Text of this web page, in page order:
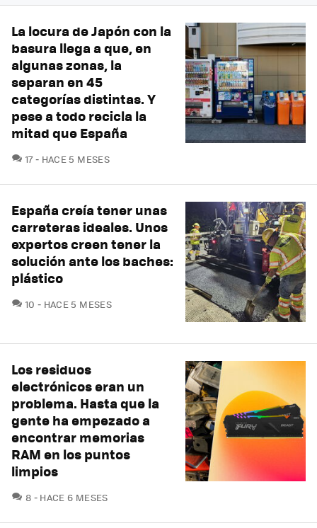
La locura de Japón con la
basura llega a que, en
algunas zonas, la
separan en 45
categorías distintas. Y
pese a todo recicla la
mitad que España
17COMENTARIOS
HACE 5 MESES
España creía tener unas
carreteras ideales. Unos
expertos creen tener la
solución ante los baches:
plástico
10 COMENTARIOS
HACE 5 MESES
Los residuos
electrónicos eran un
problema. Hasta que la
gente ha empezado a
encontrar memorias
RAM en los puntos
limpios
8 COMENTARIOS
HACE 6 MESES